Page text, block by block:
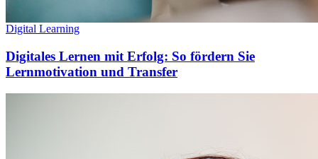
Digital Learning
Digitales Lernen mit Erfolg: So fördern Sie
Lernmotivation und Transfer